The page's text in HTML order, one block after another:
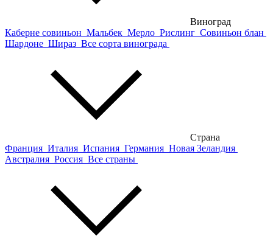
Виноград
Каберне совиньон Мальбек Мерло Рислинг Совиньон блан
Шардоне Шираз Все сорта винограда
Страна
Франция Италия Испания Германия Новая Зеландия
Австралия Россия Все страны